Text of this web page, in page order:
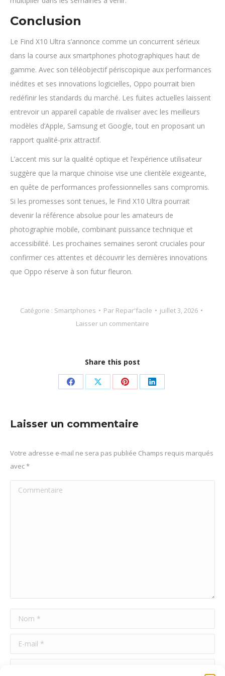
Conclusion
Le Find X10 Ultra s’annonce comme un concurrent sérieux
dans la course aux smartphones photographiques haut de
gamme. Avec son téléobjectif périscopique aux performances
inédites et ses innovations logicielles, Oppo pourrait bien
redéfinir les standards du marché. Les fuites actuelles laissent
entrevoir un appareil capable de rivaliser avec les meilleurs
modèles d’Apple, Samsung et Google, tout en proposant un
rapport qualité-prix attractif.
L’accent mis sur la qualité optique et l’expérience utilisateur
suggère que la marque chinoise vise une clientèle exigeante,
en quête de performances professionnelles sans compromis.
Si les promesses sont tenues, le Find X10 Ultra pourrait
devenir la référence absolue pour les amateurs de
photographie mobile, combinant puissance technique et
accessibilité. Les prochaines semaines seront cruciales pour
confirmer ces attentes et découvrir les dernières innovations
que Oppo réserve à son futur fleuron.
Catégorie : Smartphones Par Repar'facile
juillet 3, 2026
Laisser un commentaire
Share this post
PartagerPartagerPartager
Pinterest
Partager
Laisser un commentaire
Votre adresse e-mail ne sera pas publiée Champs requis marqués
avec*
Commentaire
Nom *
E-mail *
Site Web